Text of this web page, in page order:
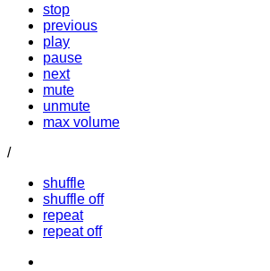
stop
previous
play
pause
next
mute
unmute
max volume
/
shuffle
shuffle off
repeat
repeat off